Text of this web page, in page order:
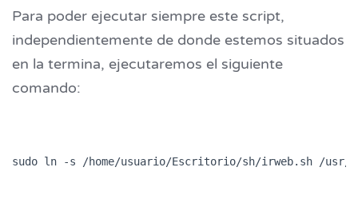
Para poder ejecutar siempre este script,
independientemente de donde estemos situados
en la termina, ejecutaremos el siguiente
comando: